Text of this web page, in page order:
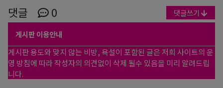
댓글 0 댓글쓰기
게시판 이용안내
게시판 용도와 맞지 않는 비방, 욕설이 포함된 글은 저희 사이트의 운
영 방침에 따라 작성자의 의견없이 삭제 될수 있음을 미리 알려드립
니다.